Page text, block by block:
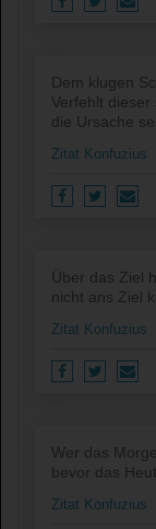
Dem klugen
Verfehlt
die Ursache
Zitat Konfuzius
Über das Ziel
nicht ans Ziel
Zitat Konfuzius
Wer das
bevor das
Zitat Konfuzius